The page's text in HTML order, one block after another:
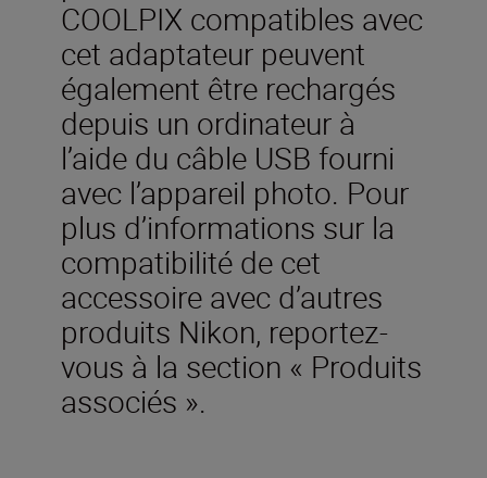
COOLPIX compatibles avec
cet adaptateur peuvent
également être rechargés
depuis un ordinateur à
l’aide du câble USB fourni
avec l’appareil photo. Pour
plus d’informations sur la
compatibilité de cet
accessoire avec d’autres
produits Nikon, reportez-
vous à la section « Produits
associés ».